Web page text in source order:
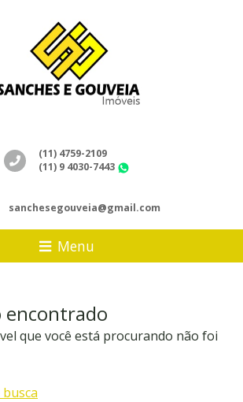
(11) 4759-2109
(11) 9 4030-7443
sanchesegouveia@gmail.com
Menu
encontrado
que você está procurando não foi